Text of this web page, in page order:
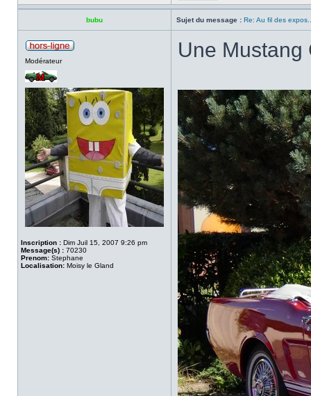
bubu Sujet du message : Re: Au fil des
Modérateur
Inscription : Dim Juil 15, 2007 9:26 pm
Message(s) : 70230
Prenom: Stephane
Localisation: Moisy le Gland
Une Mustang